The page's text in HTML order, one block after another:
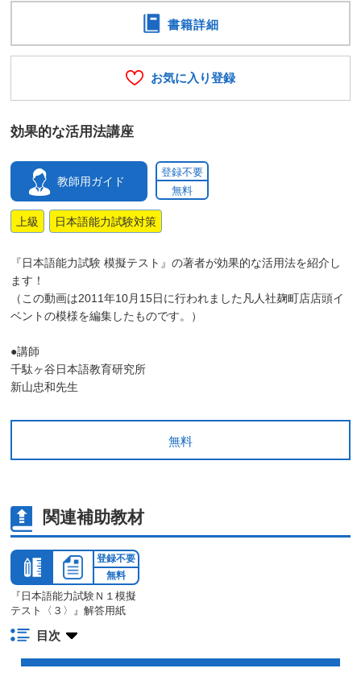
効果的な活用法講座
教師用ガイド
登録不要
無料
上級 日本語能力試験対策
『日本語能力試験 模擬テスト』の著者が効果的な活用法を紹介し
ます！
（この動画は2011年10月15日に行われました凡人社麹町店店頭イ
ベントの模様を編集したものです。）
●講師
千駄ヶ谷日本語教育研究所
新山忠和先生
無料
関連補助教材
『日本語能力試験Ｎ１模擬
テスト〈３〉』解答用紙
登録不要
無料
書籍詳細
お気に入り登録
目次